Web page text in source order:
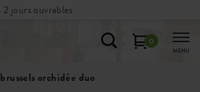
Période de réflexion de
0
MENU
brussels orchidée duo